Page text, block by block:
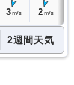
3m/s 2 m/s
2週間天気